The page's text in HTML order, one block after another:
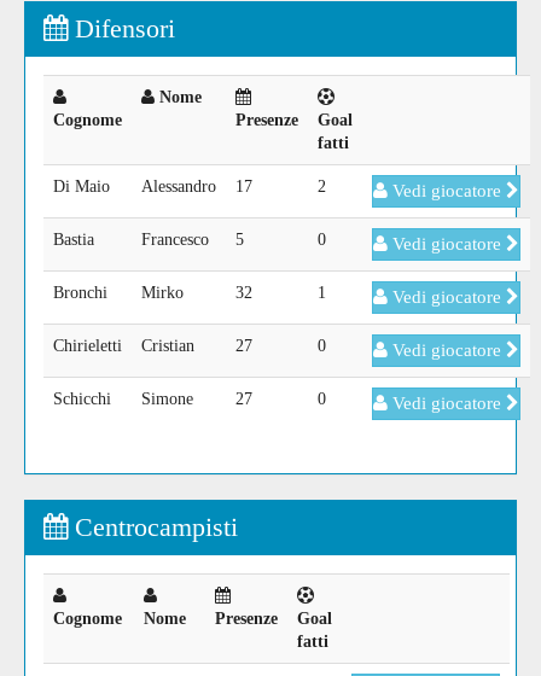
Difensori
Cognome
Nome
Presenze
Goal
fatti
Di Maio Alessandro 17 2 Vedi giocatore
Bastia Francesco 5 0 Vedi giocatore
Bronchi Mirko 32 1 Vedi giocatore
Chirieletti Cristian 27 0 Vedi giocatore
Schicchi Simone 27 0 Vedi giocatore
Centrocampisti
Cognome Nome Presenze
Goal
fatti